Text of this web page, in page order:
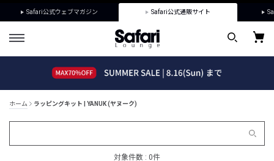
Safari公式ウェブマガジン Safari公式通販サイト
ホーム ラッピングキット | YANUK (ヤヌーク)
対象件数 : 0件